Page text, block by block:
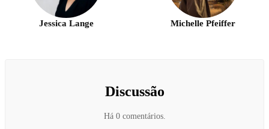
Jessica Lange Michelle Pfeiffer
Discussão
Há 0 comentários.